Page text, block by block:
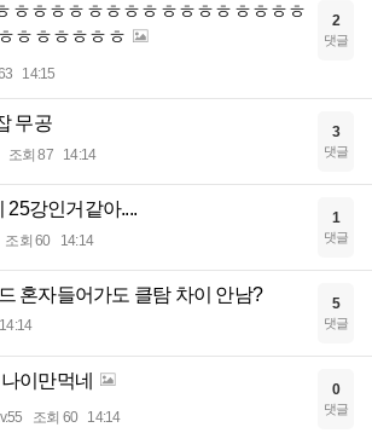
ㅎㅎㅎㅎㅎㅎㅎㅎㅎㅎㅎㅎㅎㅎㅎㅎ
ㅎㅎㅎㅎㅎㅎ
14:15
2
댓글
무공
조회 87 14:14
3
댓글
25강인거같아....
조회 60 14:14
1
댓글
혼자들어가도 클탐 차이 안남?
14:14
5
댓글
이만먹네
조회 60 14:14
0
댓글